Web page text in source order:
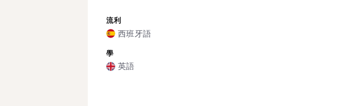
流利
西班牙語
學
英語